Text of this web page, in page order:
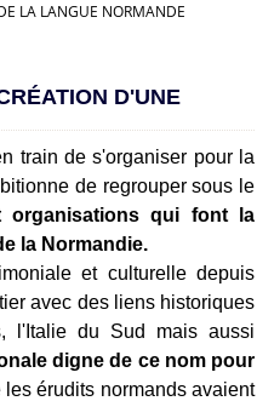
LA LANGUE NORMANDE
D'UNE
train de s'organiser pour la
de regrouper sous le
organisations qui font la
la Normandie.
et culturelle depuis
avec des liens historiques
l'Italie du Sud mais aussi
digne de ce nom pour
les érudits normands avaient